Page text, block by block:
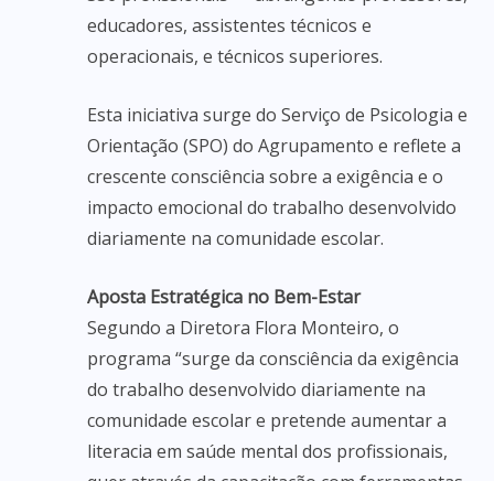
educadores, assistentes técnicos e
operacionais, e técnicos superiores.
Esta iniciativa surge do Serviço de Psicologia e
Orientação (SPO) do Agrupamento e reflete a
crescente consciência sobre a exigência e o
impacto emocional do trabalho desenvolvido
diariamente na comunidade escolar.
Aposta Estratégica no Bem-Estar
Segundo a Diretora Flora Monteiro, o
programa “surge da consciência da exigência
do trabalho desenvolvido diariamente na
comunidade escolar e pretende aumentar a
literacia em saúde mental dos profissionais,